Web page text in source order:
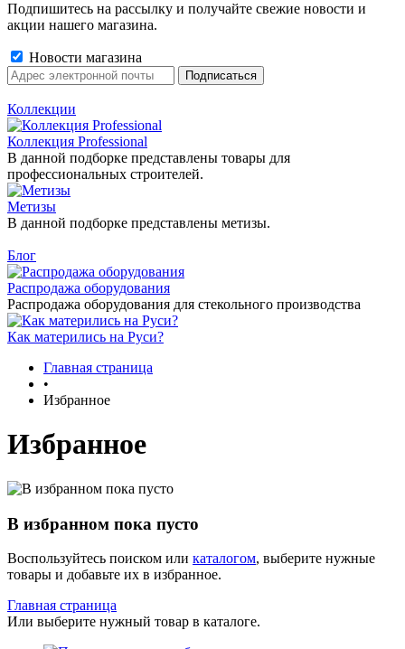
Подпишитесь на рассылку и получайте свежие новости и
акции нашего магазина.
Новости магазина
Коллекции
Коллекция Professional
В данной подборке представлены товары для
профессиональных строителей.
Метизы
В данной подборке представлены метизы.
Блог
Распродажа оборудования
Распродажа оборудования для стекольного производства
Как матерились на Руси?
Главная страница
•
Избранное
Избранное
В избранном пока пусто
Воспользуйтесь поиском или каталогом, выберите нужные
товары и добавьте их в избранное.
Главная страница
Или выберите нужный товар в каталоге.